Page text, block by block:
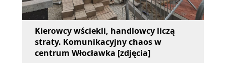
Kierowcy wściekli, handlowcy liczą
straty. Komunikacyjny chaos w
centrum Włocławka [zdjęcia]